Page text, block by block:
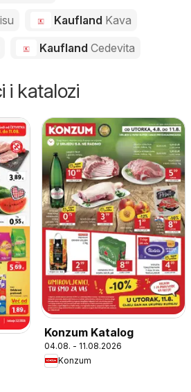
Kaufland Kava
Kaufland Cedevita
i katalozi
Konzum Katalog
04.08. - 11.08.2026
Konzum